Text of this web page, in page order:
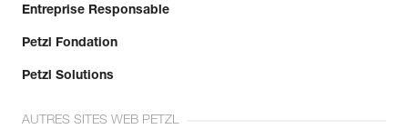
Entreprise Responsable
Petzl Fondation
Petzl Solutions
AUTRES SITES WEB PETZL